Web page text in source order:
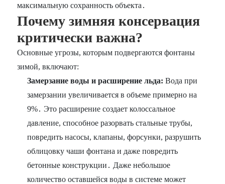
максимальную сохранность объекта․
Почему зимняя консервация
критически важна?
Основные угрозы, которым подвергаются фонтаны
зимой, включают:
Замерзание воды и расширение льда: Вода при
замерзании увеличивается в объеме примерно на
9%․ Это расширение создает колоссальное
давление, способное разорвать стальные трубы,
повредить насосы, клапаны, форсунки, разрушить
облицовку чаши фонтана и даже повредить
бетонные конструкции․ Даже небольшое
количество оставшейся воды в системе может